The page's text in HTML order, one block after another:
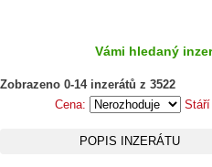
Vámi hledaný
Zobrazeno 0-14 inzerátů z 3522
Cena:
Stáří
POPIS INZERÁTU